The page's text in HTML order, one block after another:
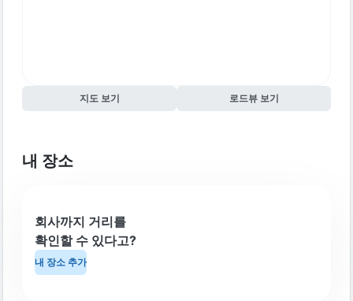
지도 보기 로드뷰 보기
내 장소
회사까지 거리를
확인할 수 있다고?
내 장소 추가